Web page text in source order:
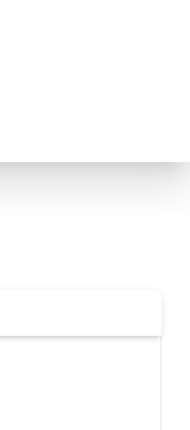
ссылку